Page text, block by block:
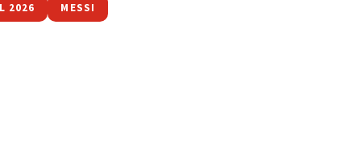
2026 MESSI